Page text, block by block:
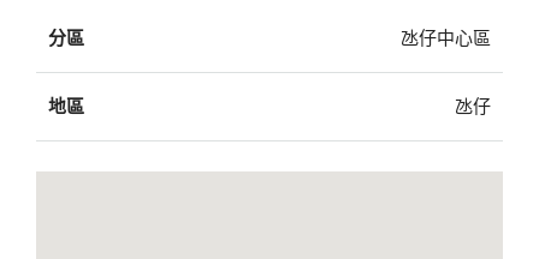
分區 氹仔中心區
地區 氹仔